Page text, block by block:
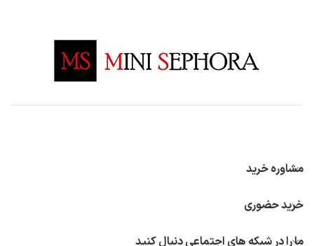
مشاوره خرید
خرید حضوری
ما را در شبکه های اجتماعی دنبال کنید